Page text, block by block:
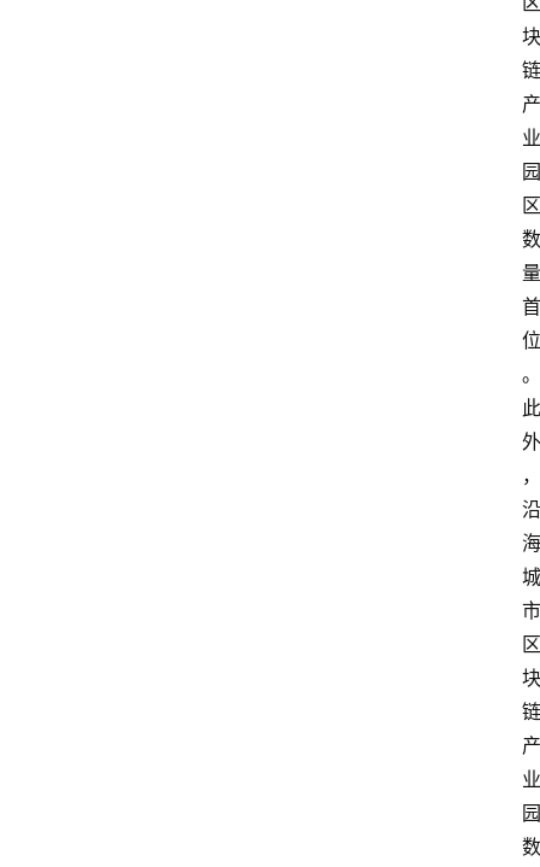
块
链
产
业
园
区
数
量
首
位
。
此
外
，
沿
海
城
市
区
块
链
产
业
园
数